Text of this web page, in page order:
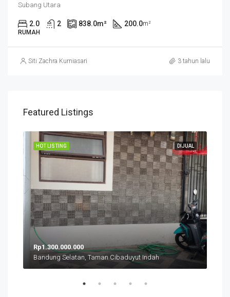
Subang Utara
2.0 2 838.0m² 200.0m²
RUMAH
Siti Zachra Kurniasari 3 tahun lalu
Featured Listings
DIJUAL
HOT LISTING
Rp1.300.000.000
Bandung Selatan, Taman Cibaduyut Indah